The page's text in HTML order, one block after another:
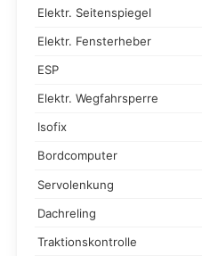
Elektr. Seitenspiegel
Elektr. Fensterheber
ESP
Elektr. Wegfahrsperre
Isofix
Bordcomputer
Servolenkung
Dachreling
Traktionskontrolle